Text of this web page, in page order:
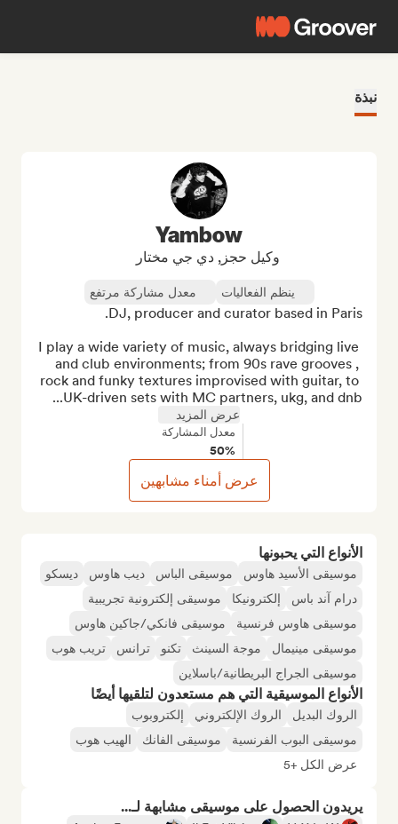
نبذة
الأنواع التي يحبونها
موسيقى الأسيد هاوس موسيقى الباس ديب هاوس
ديسكو
درام آند باس
إلكترونيكا
موسيقى إلكترونية تجريبية
موسيقى هاوس فرنسية
موسيقى فانكي/جاكين هاوس
موسيقى مينيمال
موجة السينث تكنو ترانس
تريب هوب
موسيقى الجراج البريطانية/باسلاين
الأنواع الموسيقية التي هم مستعدون لتلقيها أيضًا
الروك البديل الروك الإلكتروني
إلكتروبوب
موسيقى البوب الفرنسية
موسيقى الفانك
الهيب هوب
عرض الكل +5
يريدون الحصول على موسيقى مشابهة لـ...
Yambow
وكيل حجز, دي جي مختار
ينظم الفعاليات معدل مشاركة مرتفع
I play a wide variety of music, always bridging live
and club environments; from 90s rave grooves ,
rock and funky textures improvised with guitar, to
UK-driven sets with MC partners, ukg, and dnb...
عرض المزيد
معدل المشاركة
50%
عرض أمناء مشابهين